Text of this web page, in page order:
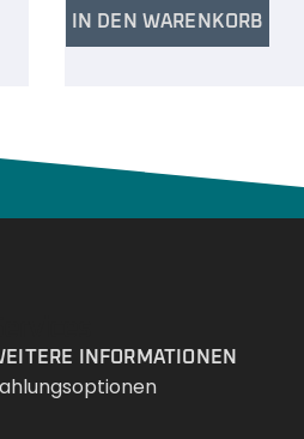
IN DEN WARENKORB
INFORMATIONEN